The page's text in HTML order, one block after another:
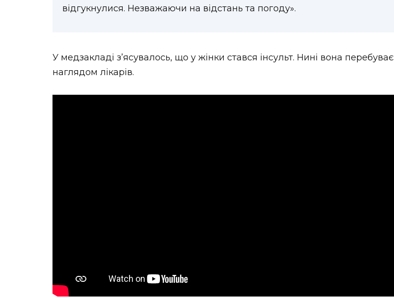
відгукнулися. Незважаючи на відстань та погоду».
У медзакладі з’ясувалось, що у жінки стався інсульт. Нині вона перебуває
наглядом лікарів.